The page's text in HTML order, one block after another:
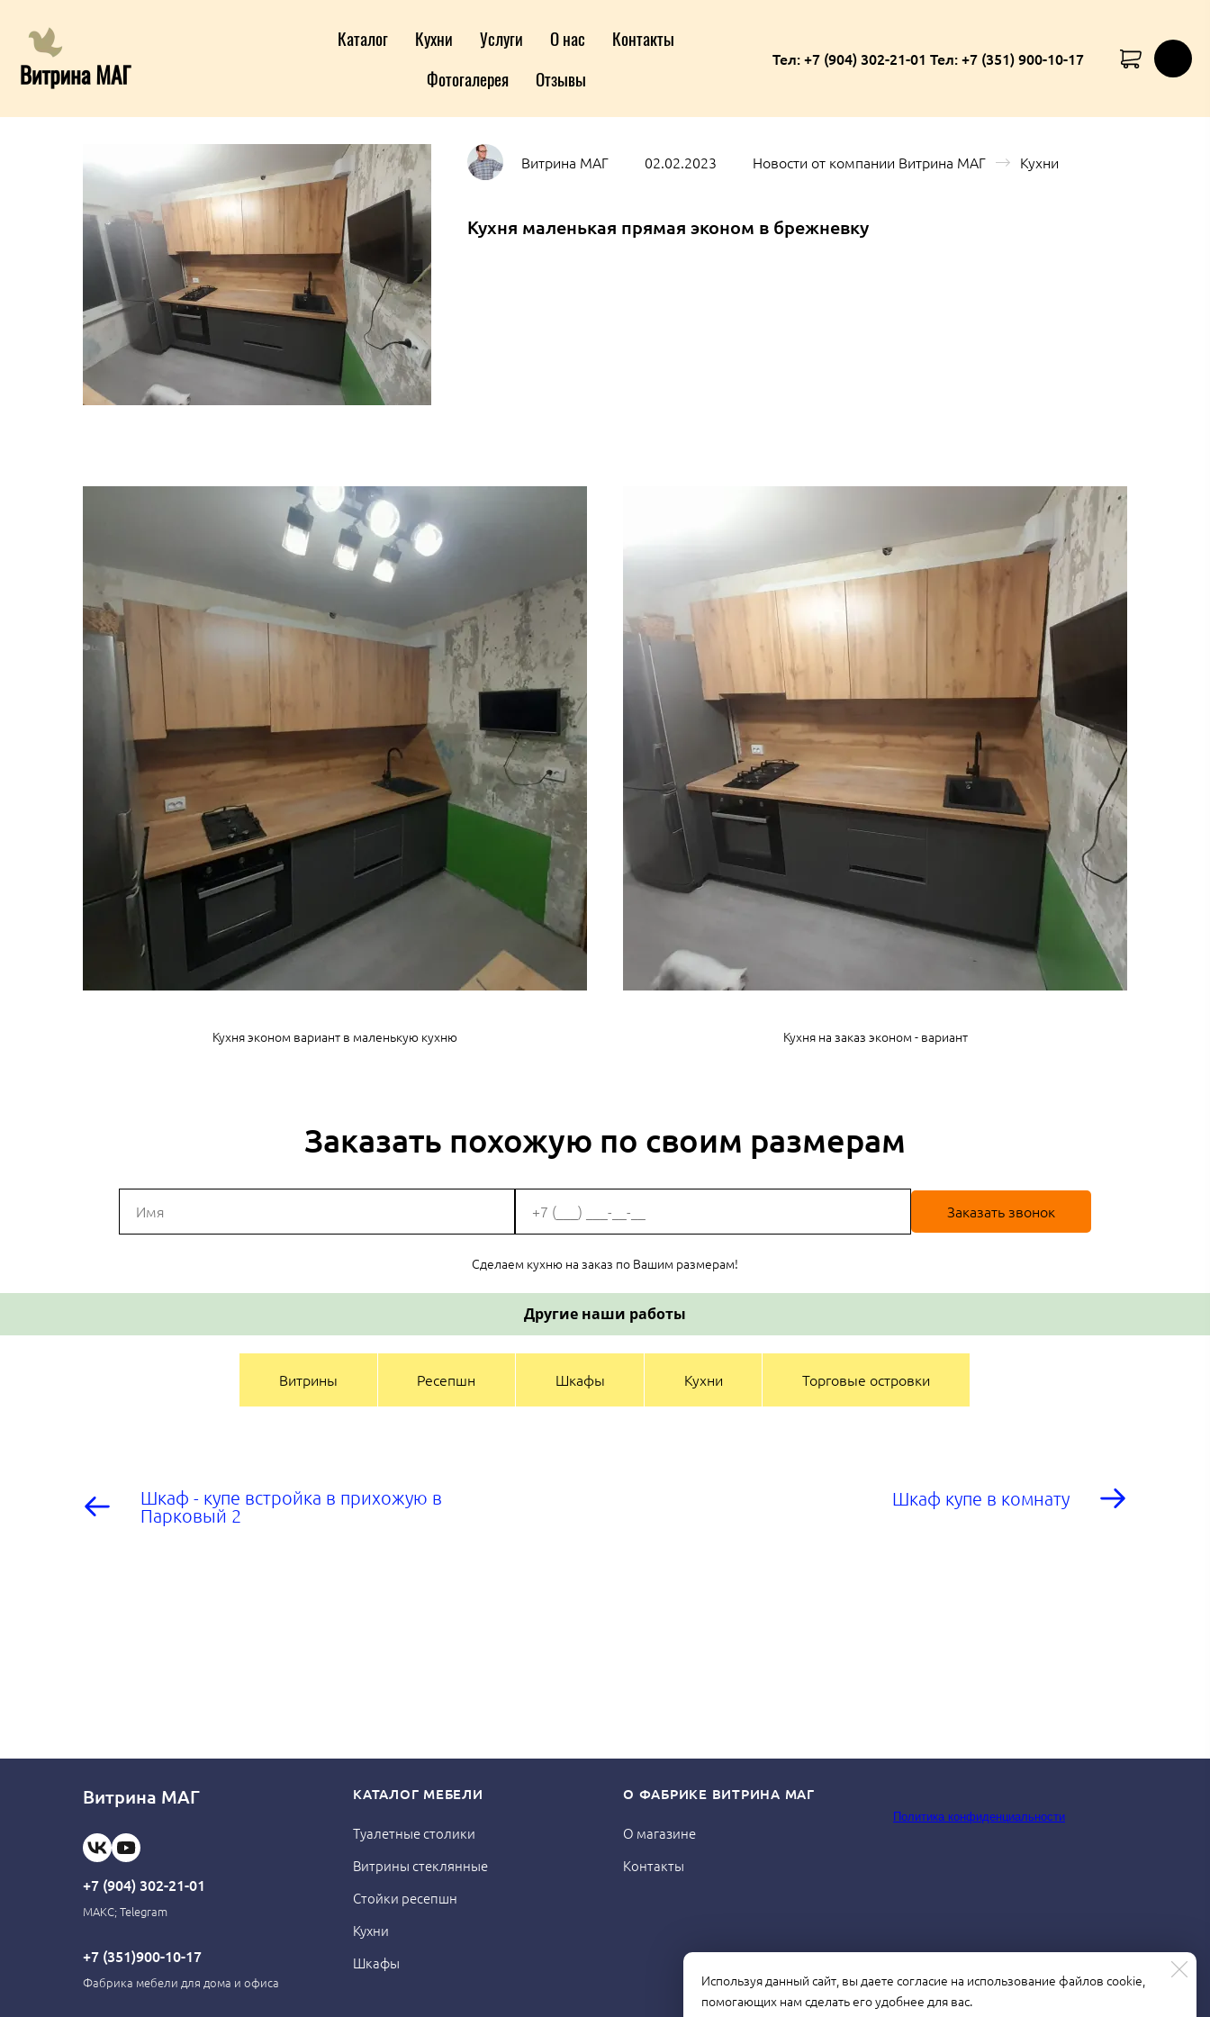
Каталог Кухни Услуги О нас
Контакты
Фотогалерея
Отзывы
Тел: +7 (904) 302-21-01 Тел: +7 (351) 900-10-17
Витрина МАГ 02.02.2023 Новости от компании Витрина МАГ Кухни
Кухня маленькая прямая эконом в брежневку
Кухня эконом вариант в маленькую кухню Кухня на заказ эконом - вариант
Заказать похожую по своим размерам
Заказать звонок
Сделаем кухню на заказ по Вашим размерам!
Другие наши работы
Витрины Ресепшн Шкафы Кухни Торговые островки
Шкаф - купе встройка в прихожую в
Парковый 2
Шкаф купе в комнату
Витрина МАГ
+7 (904) 302-21-01
МАКС; Telegram
+7 (351)900-10-17
Фабрика мебели для дома и офиса
КАТАЛОГ МЕБЕЛИ
Туалетные столики
Витрины стеклянные
Стойки ресепшн
Кухни
Шкафы
О ФАБРИКЕ ВИТРИНА МАГ
О магазине
Контакты
Политика конфиденциальности
Используя данный сайт, вы даете согласие на использование файлов cookie,
помогающих нам сделать его удобнее для вас.